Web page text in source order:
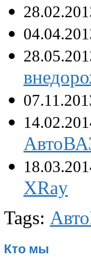
XRay
Tags:
Кто мы